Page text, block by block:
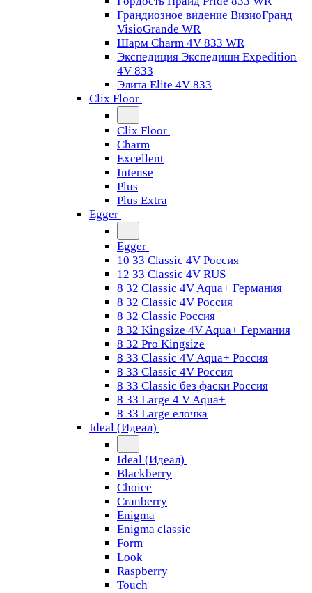
Грандиозное видение ВизиоГранд
VisioGrande WR
Шарм Charm 4V 833 WR
Экспедиция Экспедишн Expedition
4V 833
Элита Elite 4V 833
Clix Floor
Clix Floor
Charm
Excellent
Intense
Plus
Plus Extra
Egger
Egger
10 33 Classic 4V Россия
12 33 Classic 4V RUS
8 32 Classic 4V Aqua+ Германия
8 32 Classic 4V Россия
8 32 Classic Россия
8 32 Kingsize 4V Aqua+ Германия
8 32 Pro Kingsize
8 33 Classic 4V Aqua+ Россия
8 33 Classic 4V Россия
8 33 Classic без фаски Россия
8 33 Large 4 V Aqua+
8 33 Large елочка
Ideal (Идеал)
Ideal (Идеал)
Blackberry
Choice
Cranberry
Enigma
Enigma classic
Form
Look
Raspberry
Touch